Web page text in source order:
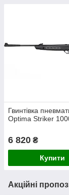
Гвинтівка
Optima Striker
6 820 ₴
Купити
Акційні